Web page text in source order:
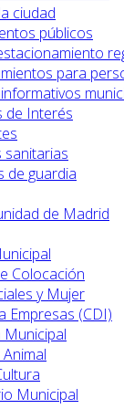
ciudad
públicos
para
de Interés
sanitarias
de guardia
de Madrid
Colocación
y Mujer
Empresas (CDI)
Municipal
Municipal